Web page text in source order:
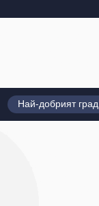
Най-добрият град